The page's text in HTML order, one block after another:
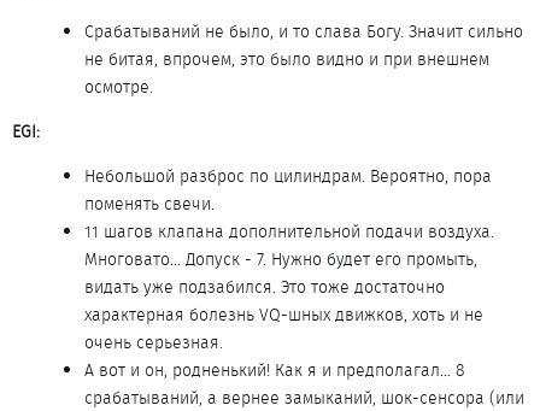
Срабатываний не было, и то слава Богу. Значит сильно
не битая, впрочем, это было видно и при внешнем
осмотре.
EGI:
Небольшой разброс по цилиндрам. Вероятно, пора
поменять свечи.
11 шагов клапана дополнительной подачи воздуха.
Многовато… Допуск - 7. Нужно будет его промыть,
видать уже подзабился. Это тоже достаточно
характерная болезнь VQ-шных движков, хоть и не
очень серьезная.
А вот и он, родненький! Как я и предполагал… 8
срабатываний, а вернее замыканий, шок-сенсора (или